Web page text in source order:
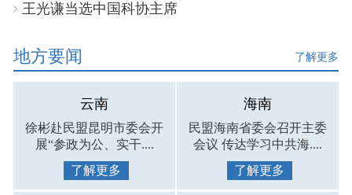
王光谦当选中国科协主席
地方要闻 了解更多
云南
徐彬赴民盟昆明市委会开
展“参政为公、实干....
了解更多
海南
民盟海南省委会召开主委
会议 传达学习中共海....
了解更多